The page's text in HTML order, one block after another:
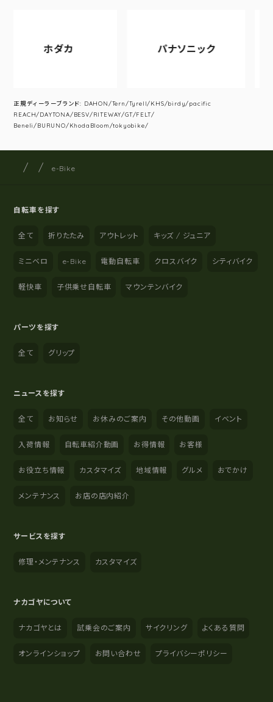
ホダカ パナソニック
正規ディーラーブランド: DAHON/Tern/Tyrell/KHS/birdy/pacific
REACH/DAYTONA/BESV/RITEWAY/GT/FELT/
Beneli/BURUNO/KhodaBloom/tokyobike/
サイト内の現在地
サイクルショップナカゴヤ
e-Bike
自転車を探す
全て 折りたたみ アウトレット キッズ / ジュニア
ミニベロ e-Bike 電動自転車 クロスバイク シティバイク
軽快車 子供乗せ自転車 マウンテンバイク
パーツを探す
全て グリップ
ニュースを探す
全て お知らせ お休みのご案内 その他動画 イベント
入荷情報 自転車紹介動画 お得情報 お客様
お役立ち情報 カスタマイズ 地域情報 グルメ おでかけ
メンテナンス お店の店内紹介
サービスを探す
修理・メンテナンス カスタマイズ
ナカゴヤについて
ナカゴヤとは 試乗会のご案内 サイクリング よくある質問
オンラインショップ お問い合わせ プライバシーポリシー